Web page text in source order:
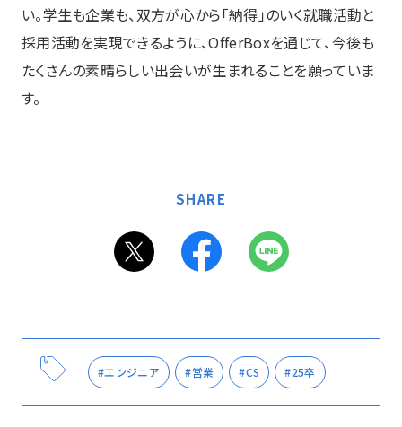
い。学生も企業も、双方が心から「納得」のいく就職活動と
採用活動を実現できるように、OfferBoxを通じて、今後も
たくさんの素晴らしい出会いが生まれることを願っていま
す。
SHARE
#エンジニア #営業 #CS #25卒